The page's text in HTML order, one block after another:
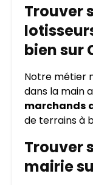
Trouver
bien sur
Notre métier
dans la main
marchands
de terrains à
Trouver
mairie